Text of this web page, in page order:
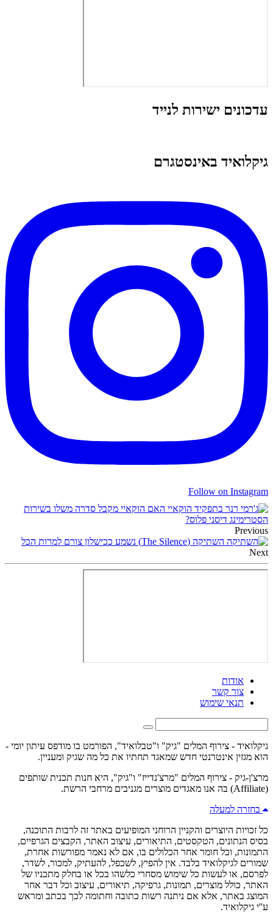
עדכונים ישירות לנייד
גיקלואיד באינסטגרם
Follow on Instagram
האם הוקאיי מקבל סדרה משלו בשירות
הסטרימינג דיסני פלוס?
Previous
השתיקה (The Silence) נשמע ככישלון צורם למרות הכל
Next
אודות
צור קשר
תנאי שימוש
גיקלואיד - צירוף המלים "גיק" ו"טבלואיד", הפורמט בו מודפס עיתון יומי -
הוא מגזין אינטרנטי חדש שמאגד תחתיו את כל מה שגיק ומעניין.
מרצ'ן-גיק - צירוף המלים "מרצ'נדייז" ו"גיק", היא חנות תכנית שותפים
(Affiliate) בה אנו מאגדים מוצרים מגניבים מרחבי הרשת.
בחזרה למעלה
כל זכויות היוצרים והקניין הרוחני המופיעים באתר זה לרבות התוכנה,
בסיס הנתונים, הטקסטים, התיאורים, עיצוב האתר, הקבצים הגרפיים,
התמונות, וכל חומר אחר הכלולים בו, אם לא נאמר מפורשות אחרת,
שמורים לגיקלואיד בלבד. אין להפיץ, לשכפל, להעתיק, למכור, לשדר,
לפרסם, או לעשות כל שימוש מסחרי כלשהו בכל או בחלק מתכניו של
האתר, כולל מוצרים, תמונות, גרפיקה, תיאורים, עיצוב וכל דבר אחר
המוצג באתר, אלא אם ניתנה רשות כתובה וחתומה לכך בכתב ומראש
ע''י גיקלואיד.